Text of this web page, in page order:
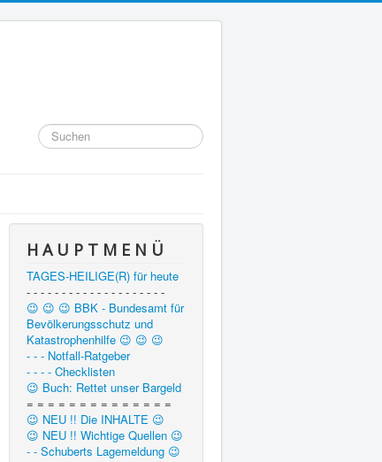
Suchen
...
H A U P T M E N Ü
TAGES-HEILIGE(R) für heute
- - - - - - - - - - - - - - - - - - - -
😉 😉 😉 BBK - Bundesamt für
Bevölkerungsschutz und
Katastrophenhilfe 😉 😉 😉
- - - Notfall-Ratgeber
- - - - Checklisten
😉 Buch: Rettet unser Bargeld
= = = = = = = = = = = = = =
😉 NEU !! Die INHALTE 😉
😉 NEU !! Wichtige Quellen 😉
- - Schuberts Lagemeldung 😉